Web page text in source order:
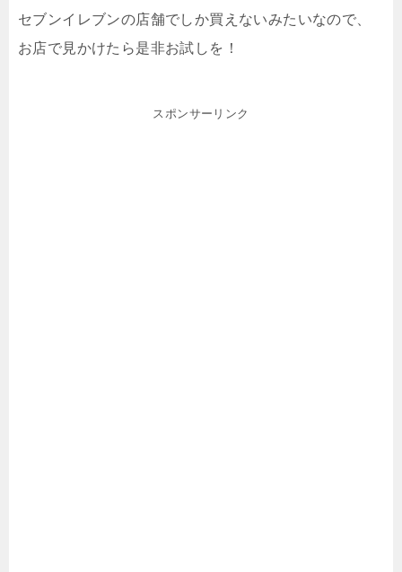
セブンイレブンの店舗でしか買えないみたいなので、
お店で見かけたら是非お試しを！
スポンサーリンク